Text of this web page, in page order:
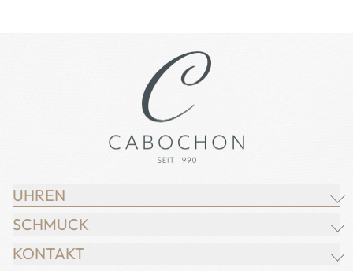
UHREN
BREITLING
CHOPARD
SCHMUCK
JUWELIER CABOCHON
KONTAKT